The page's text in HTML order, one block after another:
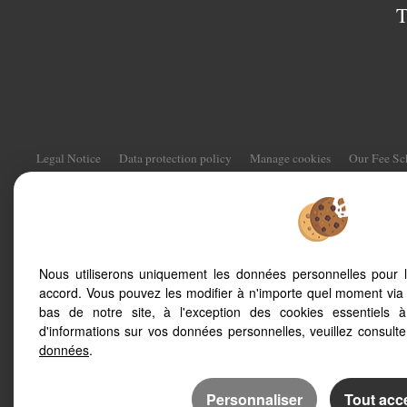
Legal Notice Data protection policy Manage cookies Our Fee
smartphone, our site automatically
screens
Nous utiliserons uniquement les données personnelles
accord. Vous pouvez les modifier à n'importe quel moment
bas de notre site, à l'exception des cookies essentiels
d'informations sur vos données personnelles, veuillez
données.
Personnaliser Tout